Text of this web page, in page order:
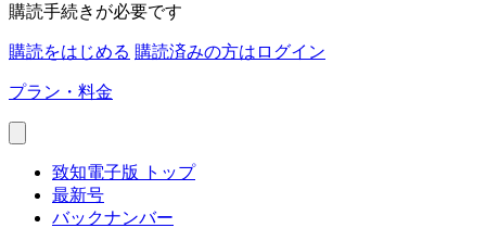
購読手続きが必要です
購読をはじめる 購読済みの方はログイン
プラン・料金
致知電子版 トップ
最新号
バックナンバー